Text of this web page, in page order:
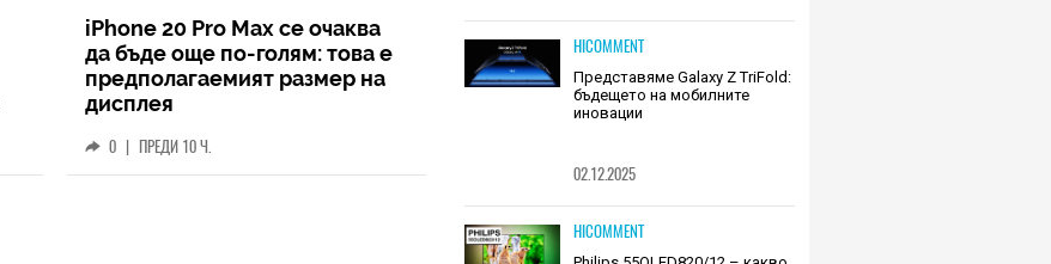
iPhone 20 Pro Max се очаква
да бъде още по-голям: това е
предполагаемият размер на
дисплея
0 | ПРЕДИ 10 Ч.
HICOMMENT
Представяме Galaxy Z TriFold:
бъдещето на мобилните
иновации
02.12.2025
HICOMMENT